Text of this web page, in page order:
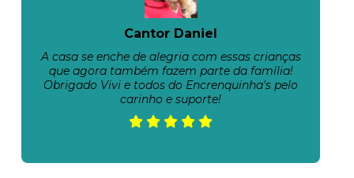
Cantor Daniel
A casa se enche de alegria com essas crianças
que agora também fazem parte da família!
Obrigado Vivi e todos do Encrenquinha's pelo
carinho e suporte!